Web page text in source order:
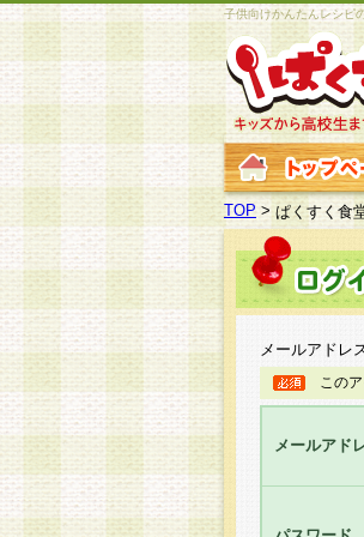
子供向けかんたんレシピ
TOP >ぱくすく食
メールアドレ
この
メールアド